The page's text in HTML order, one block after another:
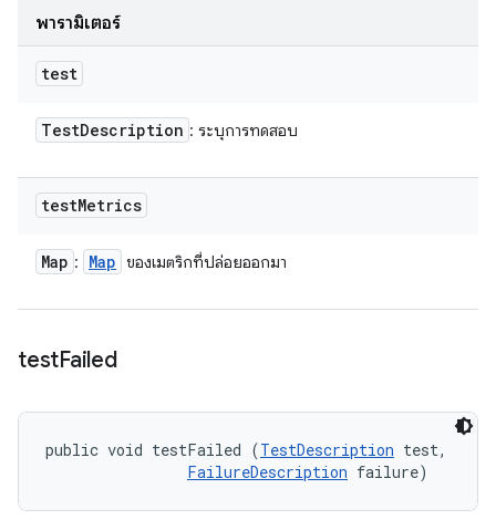
พารามิเตอร์
test
TestDescription : ระบุการทดสอบ
testMetrics
Map : Map ของเมตริกที่ปล่อยออกมา
testFailed
public void testFailed (TestDescription test,
FailureDescription failure)